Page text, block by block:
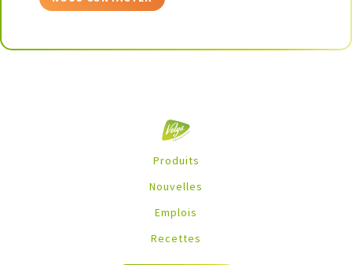
Produits
Nouvelles
Emplois
Recettes